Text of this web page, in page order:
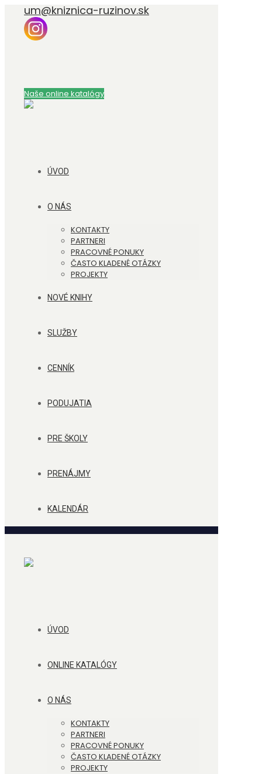
um@kniznica-ruzinov.sk
Naše online katalógy
ÚVOD
O NÁS
KONTAKTY
PARTNERI
PRACOVNÉ PONUKY
ČASTO KLADENÉ OTÁZKY
PROJEKTY
NOVÉ KNIHY
SLUŽBY
CENNÍK
PODUJATIA
PRE ŠKOLY
PRENÁJMY
KALENDÁR
ÚVOD
ONLINE KATALÓGY
O NÁS
KONTAKTY
PARTNERI
PRACOVNÉ PONUKY
ČASTO KLADENÉ OTÁZKY
PROJEKTY